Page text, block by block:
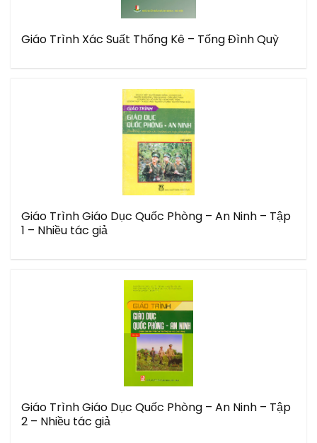
Giáo Trình Xác Suất Thống Kê – Tống Đình Quỳ
Giáo Trình Giáo Dục Quốc Phòng – An Ninh – Tập
1 – Nhiều tác giả
Giáo Trình Giáo Dục Quốc Phòng – An Ninh – Tập
2 – Nhiều tác giả